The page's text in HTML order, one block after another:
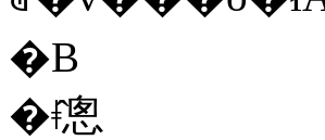
�B
�ǂ̂悤